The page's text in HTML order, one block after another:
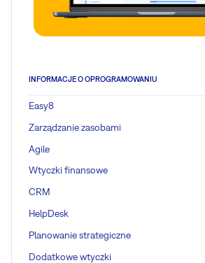
INFORMACJE O OPROGRAMOWANIU
Easy8
Zarządzanie zasobami
Agile
Wtyczki finansowe
CRM
HelpDesk
Planowanie strategiczne
Dodatkowe wtyczki